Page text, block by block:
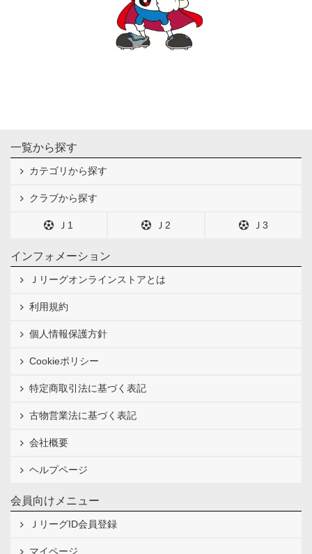
一覧から探す
カテゴリから探す
クラブから探す
Ｊ1 Ｊ2 Ｊ3
インフォメーション
Ｊリーグオンラインストアとは
利用規約
個人情報保護方針
Cookieポリシー
特定商取引法に基づく表記
古物営業法に基づく表記
会社概要
ヘルプページ
会員向けメニュー
ＪリーグID会員登録
マイページ